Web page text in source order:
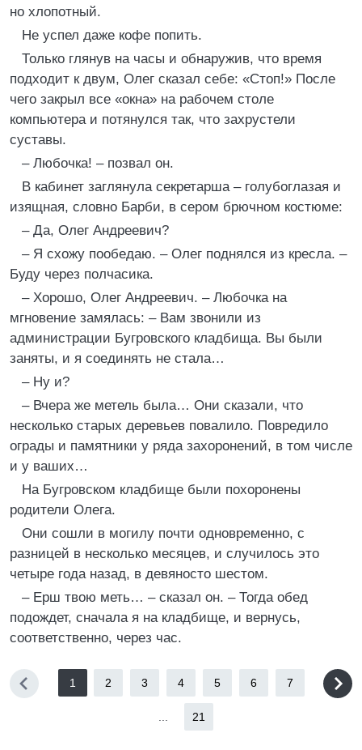
но хлопотный.
Не успел даже кофе попить.
Только глянув на часы и обнаружив, что время
подходит к двум, Олег сказал себе: «Стоп!» После
чего закрыл все «окна» на рабочем столе
компьютера и потянулся так, что захрустели
суставы.
– Любочка! – позвал он.
В кабинет заглянула секретарша – голубоглазая и
изящная, словно Барби, в сером брючном костюме:
– Да, Олег Андреевич?
– Я схожу пообедаю. – Олег поднялся из кресла. –
Буду через полчасика.
– Хорошо, Олег Андреевич. – Любочка на
мгновение замялась: – Вам звонили из
администрации Бугровского кладбища. Вы были
заняты, и я соединять не стала…
– Ну и?
– Вчера же метель была… Они сказали, что
несколько старых деревьев повалило. Повредило
ограды и памятники у ряда захоронений, в том числе
и у ваших…
На Бугровском кладбище были похоронены
родители Олега.
Они сошли в могилу почти одновременно, с
разницей в несколько месяцев, и случилось это
четыре года назад, в девяносто шестом.
– Ерш твою меть… – сказал он. – Тогда обед
подождет, сначала я на кладбище, и вернусь,
соответственно, через час.
1 2 3 4 5 6 7
21